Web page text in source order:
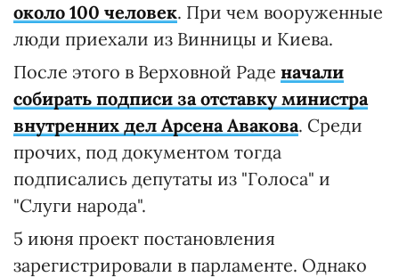
около 100 человек. При чем вооруженные
люди приехали из Винницы и Киева.
После этого в Верховной Раде начали
собирать подписи за отставку министра
внутренних дел Арсена Авакова. Среди
прочих, под документом тогда
подписались депутаты из "Голоса" и
"Слуги народа".
5 июня проект постановления
зарегистрировали в парламенте. Однако